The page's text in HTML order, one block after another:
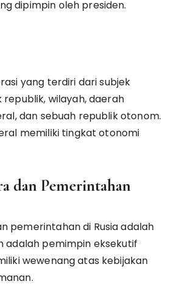
dipimpin oleh presiden.
yang terdiri dari subjek
wilayah, daerah
dan sebuah republik otonom.
memiliki tingkat otonomi
dan Pemerintahan
pemerintahan di Rusia adalah
adalah pemimpin eksekutif
wewenang atas kebijakan